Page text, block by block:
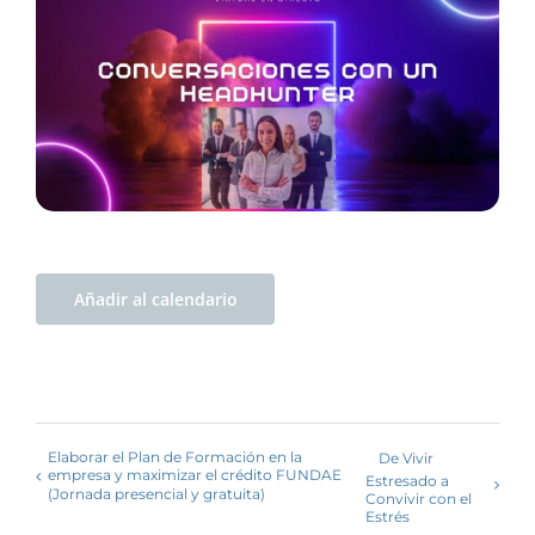
Añadir al calendario
Elaborar el Plan de Formación en la
empresa y maximizar el crédito FUNDAE
(Jornada presencial y gratuita)
De Vivir
Estresado a
Convivir con el
Estrés